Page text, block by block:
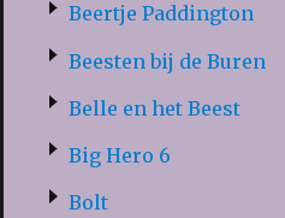
Beertje Paddington
Beesten bij de Buren
Belle en het Beest
Big Hero 6
Bolt